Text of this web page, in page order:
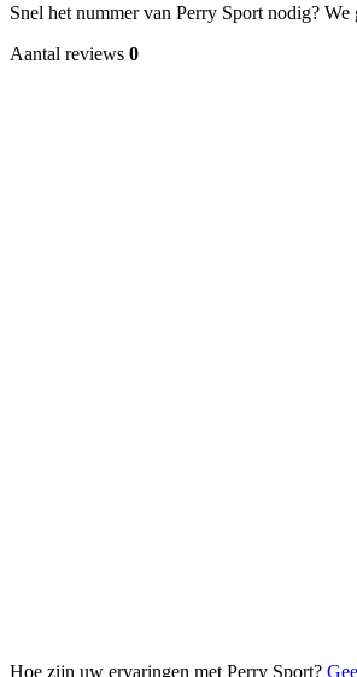
Snel het nummer van Perry Sport nodig? We
Aantal reviews 0
Hoe zijn uw ervaringen met Perry Sport?